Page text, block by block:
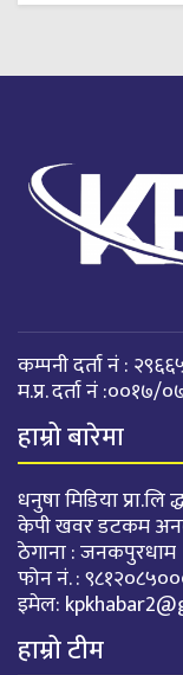
कम्पनी दर्ता नं :
म.प्र. दर्ता नं :००१७/
हाम्रो बारेमा
धनुषा मिडिया प्रा.लि
केपी खवर डटकम
ठेगाना : जनकपुरधाम
फोन नं. :
इमेल:
हाम्रो टीम